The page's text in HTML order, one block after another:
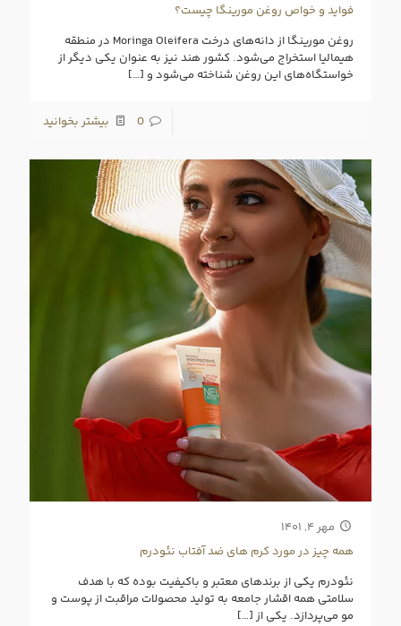
فواید و خواص روغن مورینگا چیست؟
روغن مورینگا از دانه‌های درخت Moringa Oleifera در منطقه
هیمالیا استخراج می‌شود. کشور هند نیز به عنوان یکی دیگر از
خواستگاه‌های این روغن شناخته می‌شود و […]
0 بیشتر بخوانید
مهر ۴, ۱۴۰۱
همه چیز در مورد کرم های ضد آفتاب نئودرم
نئودرم یکی از برندهای معتبر و باکیفیت بوده که با هدف
سلامتی همه اقشار جامعه به تولید محصولات مراقبت از پوست و
مو می‌پردازد. یکی از […]